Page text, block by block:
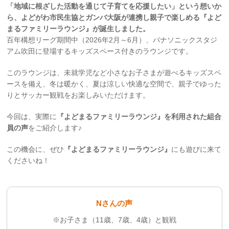
「地域に根ざした活動を通じて子育てを応援したい」という想いか
ら、よどがわ市民生協とガンバ大阪が連携し親子で楽しめる『よど
まるファミリーラウンジ』が誕生しました。
百年構想リーグ期間中（2026年2月～6月）、パナソニックスタジ
アム吹田に登場するキッズスペース付きのラウンジです。
このラウンジは、未就学児など小さなお子さまが遊べるキッズスペ
ースを備え、冬は暖かく、夏は涼しい快適な空間で、親子でゆった
りとサッカー観戦をお楽しみいただけます。
今回は、実際に
『よどまるファミリーラウンジ』を利用された組合
員の声をご紹介します♪
この機会に、ぜひ 『よどまるファミリーラウンジ』 にも遊びに来て
くださいね！
Nさんの声
※お子さま（11歳、7歳、4歳）と観戦